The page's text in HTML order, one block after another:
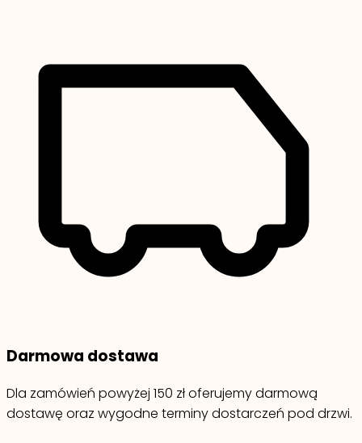
Darmowa dostawa
Dla zamówień powyżej 150 zł oferujemy darmową
dostawę oraz wygodne terminy dostarczeń pod drzwi.